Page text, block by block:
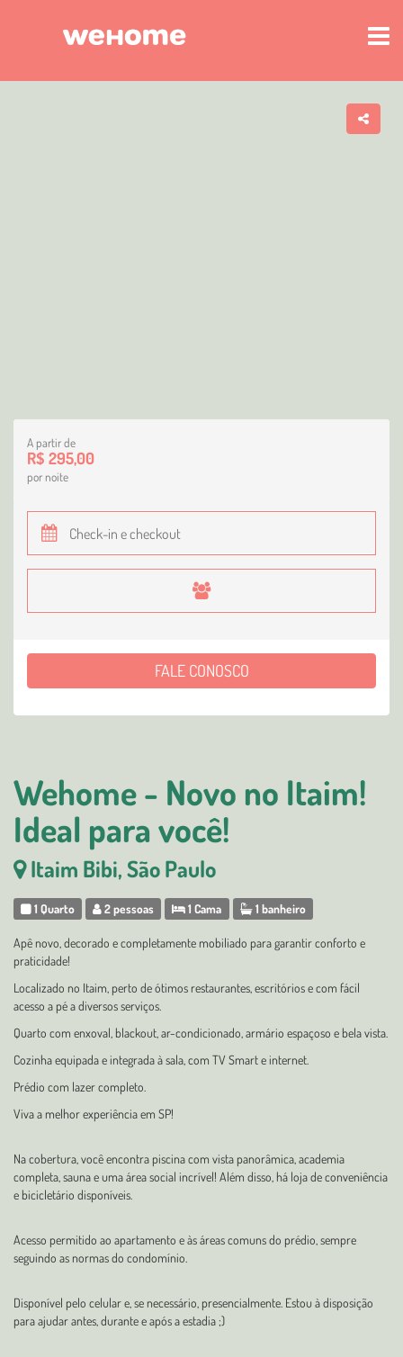
Wehome - Novo no Itaim!
Ideal para você!
Itaim Bibi, São Paulo
1 Quarto 2 pessoas 1 Cama 1 banheiro
Apê novo, decorado e completamente mobiliado para garantir conforto e
praticidade!
Localizado no Itaim, perto de ótimos restaurantes, escritórios e com fácil
acesso a pé a diversos serviços.
Quarto com enxoval, blackout, ar-condicionado, armário espaçoso e bela vista.
Cozinha equipada e integrada à sala, com TV Smart e internet.
Prédio com lazer completo.
Viva a melhor experiência em SP!
Na cobertura, você encontra piscina com vista panorâmica, academia
completa, sauna e uma área social incrível! Além disso, há loja de conveniência
e bicicletário disponíveis.
Acesso permitido ao apartamento e às áreas comuns do prédio, sempre
seguindo as normas do condomínio.
Disponível pelo celular e, se necessário, presencialmente. Estou à disposição
para ajudar antes, durante e após a estadia ;)
A partir de
R$ 295,00
por noite
FALE CONOSCO